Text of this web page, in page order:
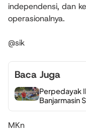
independensi, dan
operasionalnya.
@sik
Baca Juga
Perpedayak
Banjarmasin
MKn